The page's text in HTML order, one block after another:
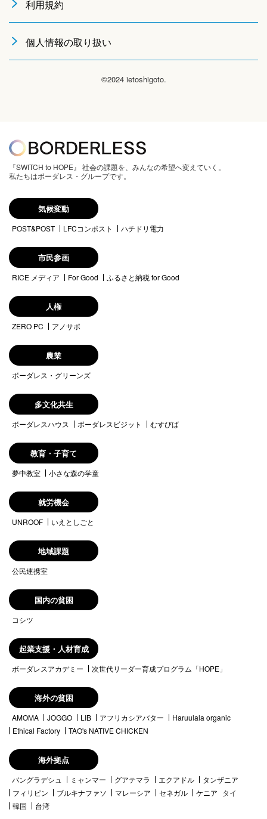
利用規約
個人情報の取り扱い
©2024 ietoshigoto.
『SWITCH to HOPE』 社会の課題を、みんなの希望へ変えていく。
私たちはボーダレス・グループです。
気候変動
POST&POST LFCコンポスト ハチドリ電力
市民参画
RICE メディア For Good ふるさと納税 for Good
人権
ZERO PC アノサポ
農業
ボーダレス・グリーンズ
多文化共生
ボーダレスハウス ボーダレスビジット むすびば
教育・子育て
夢中教室 小さな森の学童
就労機会
UNROOF いえとしごと
地域課題
公民連携室
国内の貧困
コシツ
起業支援・人材育成
ボーダレスアカデミー 次世代リーダー育成プログラム「HOPE」
海外の貧困
AMOMA JOGGO LIB アフリカシアバター
Haruulala organic
Ethical Factory
TAO's NATIVE CHICKEN
海外拠点
バングラデシュ ミャンマー グアテマラ エクアドル
タンザニア
フィリピン
ブルキナファソ マレーシア セネガル ケニア タイ
韓国
台湾